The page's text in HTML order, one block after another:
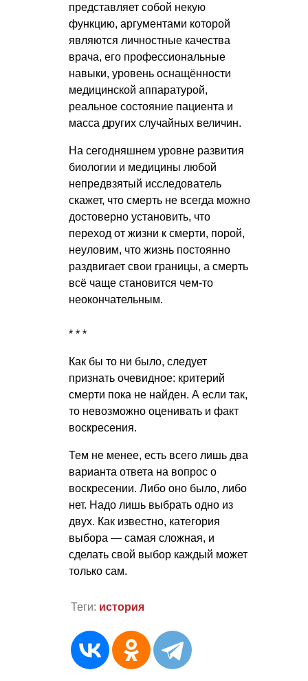
представляет собой некую
функцию, аргументами которой
являются личностные качества
врача, его профессиональные
навыки, уровень оснащённости
медицинской аппаратурой,
реальное состояние пациента и
масса других случайных величин.
На сегодняшнем уровне развития
биологии и медицины любой
непредвзятый исследователь
скажет, что смерть не всегда можно
достоверно установить, что
переход от жизни к смерти, порой,
неуловим, что жизнь постоянно
раздвигает свои границы, а смерть
всё чаще становится чем-то
неокончательным.
* * *
Как бы то ни было, следует
признать очевидное: критерий
смерти пока не найден. А если так,
то невозможно оценивать и факт
воскресения.
Тем не менее, есть всего лишь два
варианта ответа на вопрос о
воскресении. Либо оно было, либо
нет. Надо лишь выбрать одно из
двух. Как известно, категория
выбора — самая сложная, и
сделать свой выбор каждый может
только сам.
Теги: история